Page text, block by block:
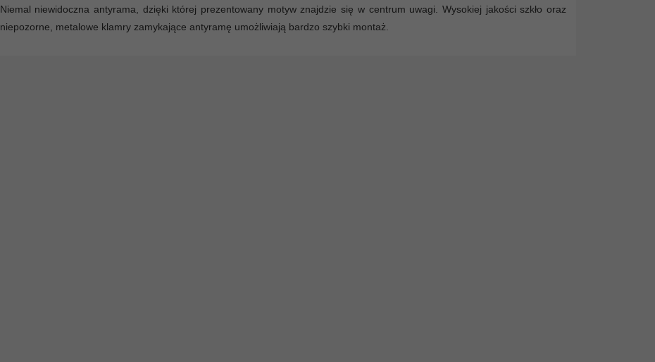
Niemal niewidoczna antyrama, dzięki której prezentowany motyw znajdzie się w centrum uwagi. Wysokiej jakości szkło oraz
niepozorne, metalowe klamry zamykające antyramę umożliwiają bardzo szybki montaż.